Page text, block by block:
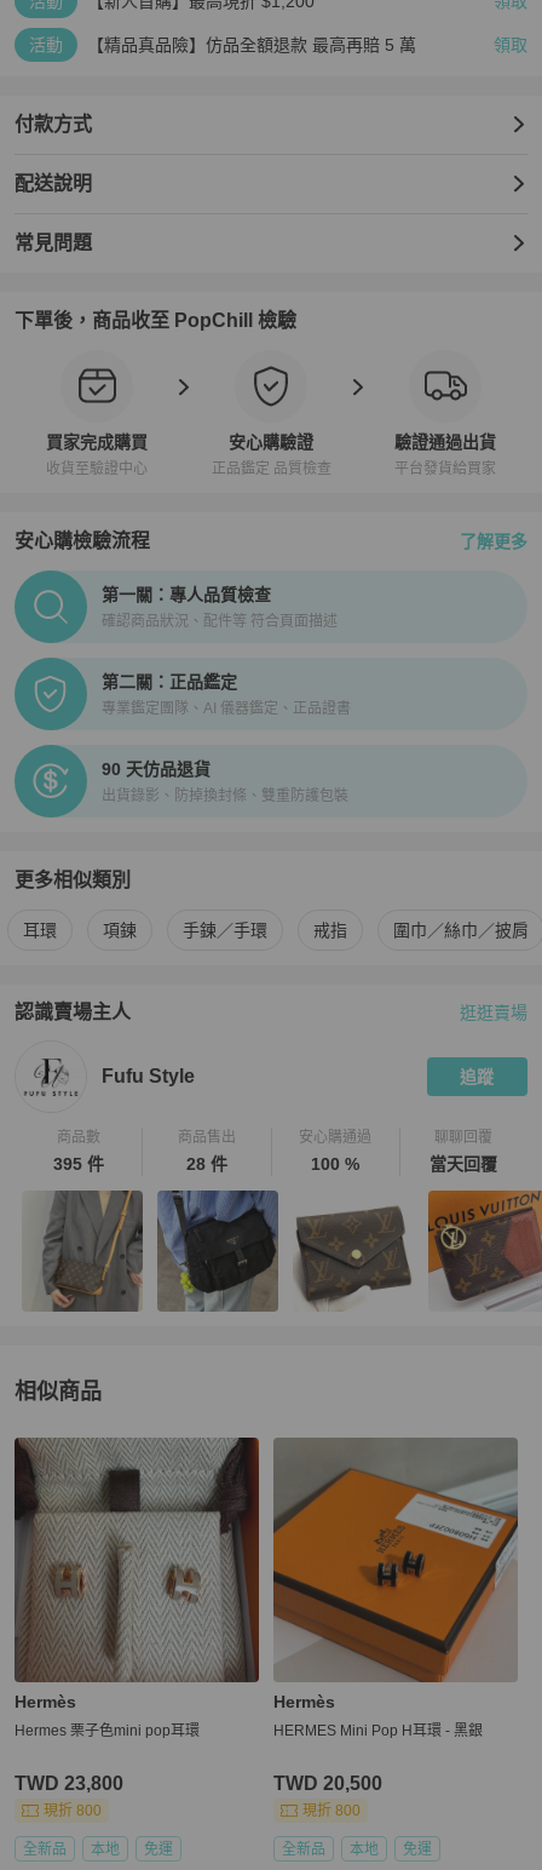
活動 【精品真品險】仿品全額退款 最高再賠 5 萬 領取
付款方式
配送說明
常見問題
下單後，商品收至 PopChill 檢驗
買家完成購買
收貨至驗證中心
安心購驗證
正品鑑定 品質檢查
驗證通過出貨
平台發貨給買家
安心購檢驗流程 了解更多
PopChill拍拍圈正品驗證、安心購檢驗流程介紹
第一關：專人品質檢查
確認商品狀況、配件等 符合頁面描述
第二關：正品鑑定
專業鑑定團隊、AI 儀器鑑定、正品證書
90 天仿品退貨
出貨錄影、防掉換封條、雙重防護包裝
更多相似類別
更多Hermès女士配件 相似商品推薦
耳環 項鍊 手鍊／手環 戒指 圍巾／絲巾／披肩
認識賣場主人
PopChill 拍拍圈嚴選賣家
逛逛賣場
Fufu Style 追蹤
商品數
395 件
商品售出
28 件
安心購通過
100 %
聊聊回覆
當天回覆
相似商品
更多相似Hermès女士配件推薦精品
Hermès
Hermes 栗子色mini pop耳環
TWD 23,800
現折 800
全新品 本地 免運
Hermès
HERMES Mini Pop H耳環 - 黑銀
TWD 20,500
現折 800
全新品 本地 免運